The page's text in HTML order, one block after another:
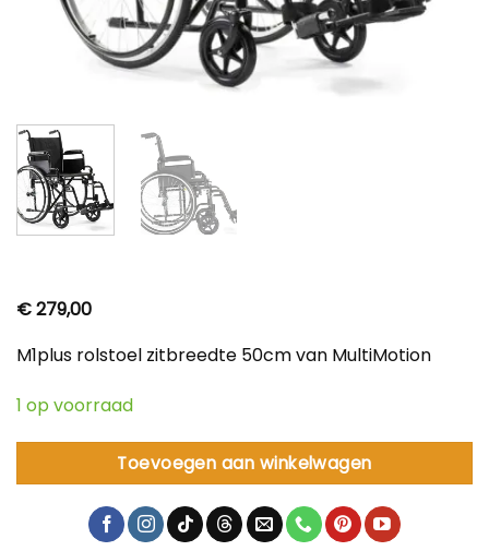
€279,00
M1plus rolstoel zitbreedte 50cm van MultiMotion
1 op voorraad
Toevoegen aan winkelwagen